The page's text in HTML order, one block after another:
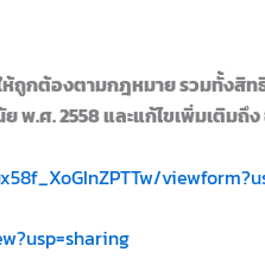
ห้ถูกต้องตามกฎหมาย รวมทั้ง
พ.ศ. 2558 และแก้ไขเพิ่มเติม